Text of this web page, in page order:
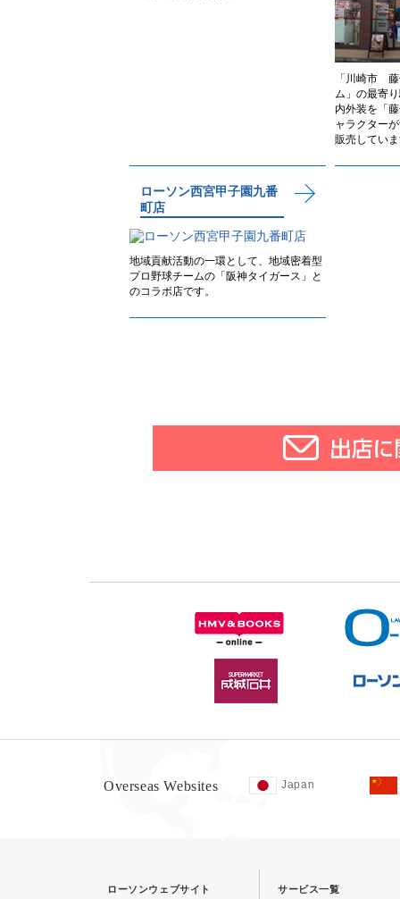
「川崎市
ム」の最寄
内外装を「
ャラクター
販売してい
ローソン西宮甲子園九番
町店
地域貢献活動の一環として、地域密着型
プロ野球チームの「阪神タイガース」と
のコラボ店です。
Overseas Websites Japan
ローソンウェブサイト サービス一覧